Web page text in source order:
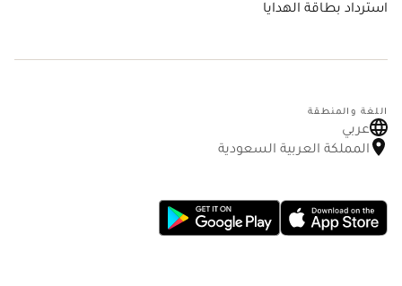
استرداد بطاقة الهدايا
اللغة والمنطقة
عربي
المملكة العربية السعودية